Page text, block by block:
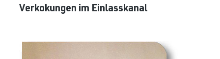
Verkokungen im Einlasskanal